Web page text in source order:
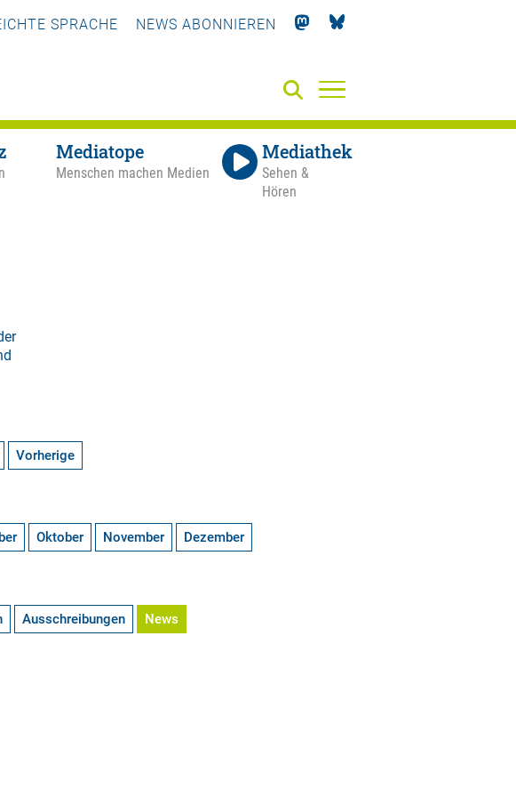
SPRACHE NEWS ABONNIEREN
Mediatope
Menschen machen Medien
Mediathek
Sehen &
Hören
Vorherige
Oktober November Dezember
Ausschreibungen News